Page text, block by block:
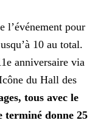
l’événement pour
10 au total.
anniversaire via
du Hall des
tous avec le
terminé donne 25